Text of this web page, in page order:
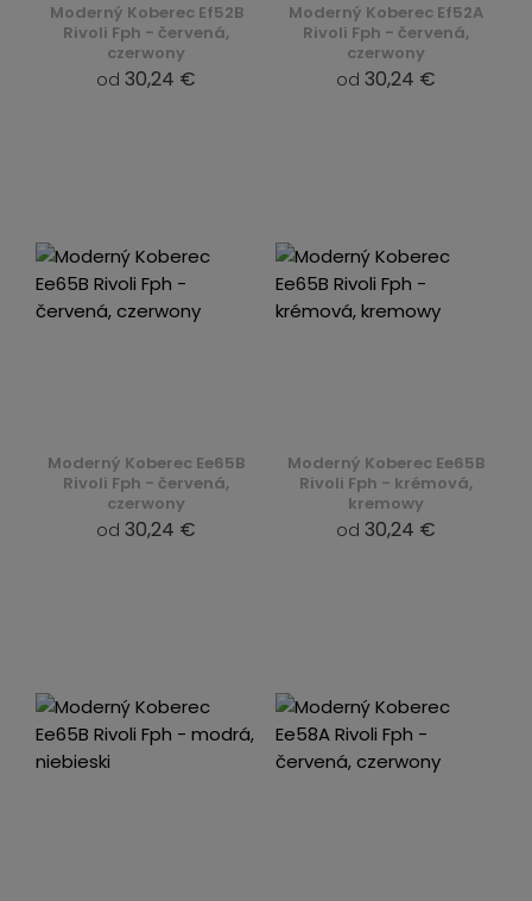
Moderný Koberec Ef52B
Rivoli Fph - červená,
czerwony
od 30,24 €
Moderný Koberec Ef52A
Rivoli Fph - červená,
czerwony
od 30,24 €
Moderný Koberec Ee65B
Rivoli Fph - červená,
czerwony
od 30,24 €
Moderný Koberec Ee65B
Rivoli Fph - krémová,
kremowy
od 30,24 €